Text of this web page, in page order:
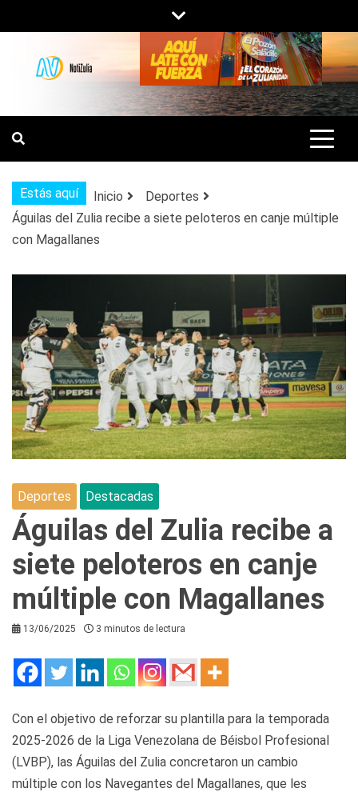
al
contenido
NOTIZULIA
NOTICIAS DEL ZULIA, VENEZUELA Y
DE INTERÉS GENERAL.
Estás aquí Inicio
Deportes
Águilas del Zulia recibe a siete peloteros en canje múltiple
con Magallanes
Deportes Destacadas
Águilas del Zulia recibe a
siete peloteros en canje
múltiple con Magallanes
13/06/2025 3 minutos de lectura
Con el objetivo de reforzar su plantilla para la temporada
2025-2026 de la Liga Venezolana de Béisbol Profesional
(LVBP), las Águilas del Zulia concretaron un cambio
múltiple con los Navegantes del Magallanes, que les